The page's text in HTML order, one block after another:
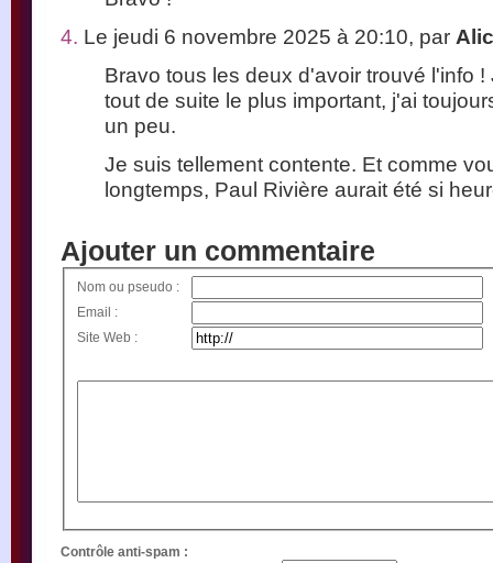
4. Le jeudi 6 novembre 2025 à 20:10, par
Bravo tous les deux d'avoir trouvé l'info
tout de suite le plus important, j'ai
un peu.
Je suis tellement contente. Et comme
longtemps, Paul Rivière aurait été si
Ajouter un commentaire
Nom ou pseudo :
Email :
Site Web :
Contrôle anti-spam :